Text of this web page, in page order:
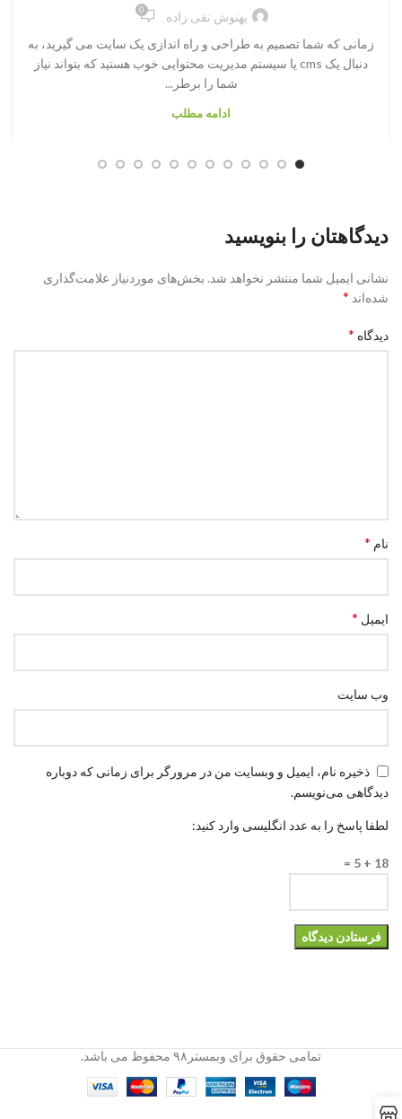
بهنوش نقی زاده 0
زمانی که شما تصمیم به طراحی و راه اندازی یک سایت می گیرید، به
دنبال یک cms یا سیستم مدیریت محتوایی خوب هستید که بتواند نیاز
شما را برطر...
ادامه مطلب
دیدگاهتان را بنویسید
نشانی ایمیل شما منتشر نخواهد شد. بخش‌های موردنیاز علامت‌گذاری
شده‌اند *
دیدگاه *
نام *
ایمیل *
وب‌ سایت
ذخیره نام، ایمیل و وبسایت من در مرورگر برای زمانی که دوباره
دیدگاهی می‌نویسم.
لطفا پاسخ را به عدد انگلیسی وارد کنید:
18 + 5 =
تمامی حقوق برای وبمستر۹۸ محفوظ می باشد.